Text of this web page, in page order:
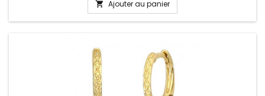
 Ajouter au panier